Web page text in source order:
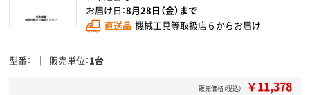
お届け日：8月28日（金）まで
直送品 機械工具等取扱店６からお届け
型番 販売単位 1台
販売価格（税込） ￥11,378